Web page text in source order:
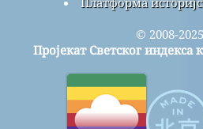
© 2008-2025
Пројекат Светског индекса